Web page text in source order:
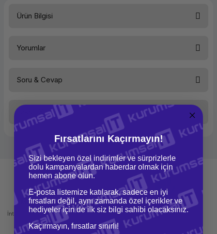
Ürün Bilgisi
Yorumlar
Yorum Yaz
Soru & Cevap
Ürün hakkında henüz soru sorulmamış.
Taksit Seçenekleri
Mağazadan Teslimat
İnternetten sipariş et ve mağazadan
teslim al
İade ve Değişim
Kolay iade ve değişim imkanı
Fırsatlarını Kaçırmayın!
Sizi bekleyen özel indirimler ve sürprizlerle
dolu kampanyalardan haberdar olmak için
hemen abone olun.
E-posta listemize katılarak, sadece en iyi
fırsatları değil, aynı zamanda özel içerikler ve
hediyeler için de ilk siz bilgi sahibi olacaksınız.
Kaçırmayın, fırsatlar sınırlı!